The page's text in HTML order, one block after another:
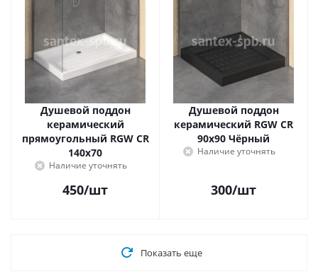
Душевой поддон
керамический
прямоугольный RGW CR
140x70
Наличие уточнять
450/шт
Душевой поддон
керамический RGW CR
90x90 Чёрный
Наличие уточнять
300/шт
Показать еще